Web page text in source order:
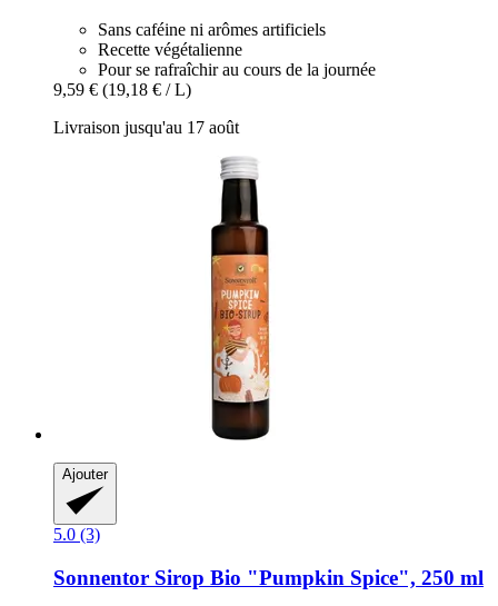
Sans caféine ni arômes artificiels
Recette végétalienne
Pour se rafraîchir au cours de la journée
9,59 € (19,18 € / L)
Livraison jusqu'au 17 août
Ajouter
5.0 (3)
Sonnentor Sirop Bio "Pumpkin Spice", 250 ml